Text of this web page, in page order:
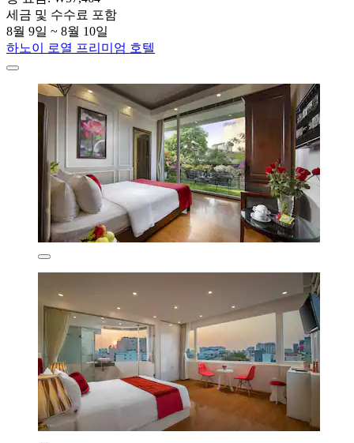
세금 및 수수료 포함
8월 9일 ~ 8월 10일
하노이 로열 프리미엄 호텔